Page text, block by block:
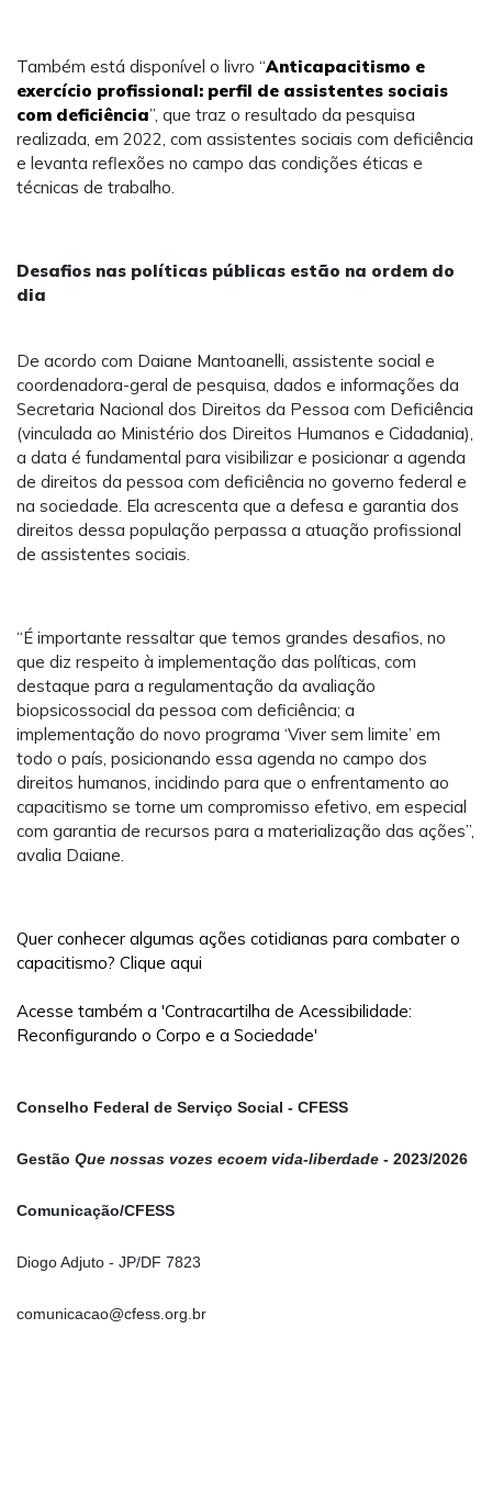
Também está disponível o livro “Anticapacitismo e
exercício profissional: perfil de assistentes sociais
com deficiência”, que traz o resultado da pesquisa
realizada, em 2022, com assistentes sociais com deficiência
e levanta reflexões no campo das condições éticas e
técnicas de trabalho.
Desafios nas políticas públicas estão na ordem do
dia
De acordo com Daiane Mantoanelli, assistente social e
coordenadora-geral de pesquisa, dados e informações da
Secretaria Nacional dos Direitos da Pessoa com Deficiência
(vinculada ao Ministério dos Direitos Humanos e Cidadania),
a data é fundamental para visibilizar e posicionar a agenda
de direitos da pessoa com deficiência no governo federal e
na sociedade. Ela acrescenta que a defesa e garantia dos
direitos dessa população perpassa a atuação profissional
de assistentes sociais.
“É importante ressaltar que temos grandes desafios, no
que diz respeito à implementação das políticas, com
destaque para a regulamentação da avaliação
biopsicossocial da pessoa com deficiência; a
implementação do novo programa ‘Viver sem limite’ em
todo o país, posicionando essa agenda no campo dos
direitos humanos, incidindo para que o enfrentamento ao
capacitismo se torne um compromisso efetivo, em especial
com garantia de recursos para a materialização das ações”,
avalia Daiane.
Quer conhecer algumas ações cotidianas para combater o
capacitismo? Clique aqui
Acesse também a 'Contracartilha de Acessibilidade:
Reconfigurando o Corpo e a Sociedade'
Conselho Federal de Serviço Social - CFESS
Gestão Que nossas vozes ecoem vida-liberdade - 2023/2026
Comunicação/CFESS
Diogo Adjuto - JP/DF 7823
comunicacao@cfess.org.br